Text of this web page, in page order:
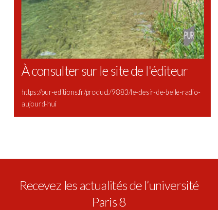
À consulter sur le site de l'éditeur
https://pur-editions.fr/product/9883/le-desir-de-belle-radio-
aujourd-hui
Recevez les actualités de l’université
Paris 8